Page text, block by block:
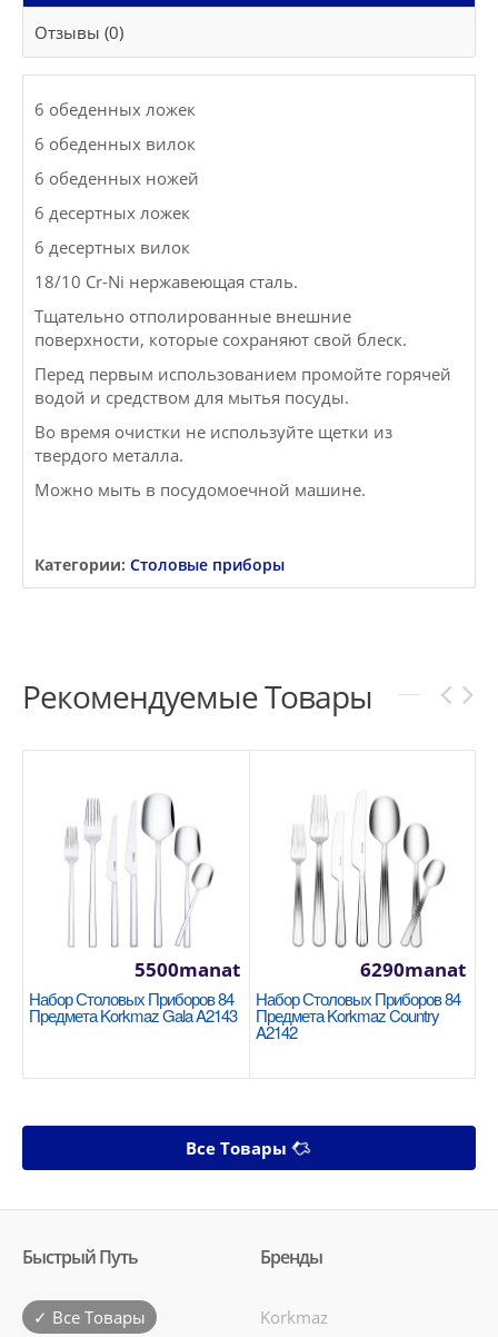
Отзывы (0)
6 обеденных ложек
6 обеденных вилок
6 обеденных ножей
6 десертных ложек
6 десертных вилок
18/10 Cr-Ni нержавеющая сталь.
Тщательно отполированные внешние
поверхности, которые сохраняют свой блеск.
Перед первым использованием промойте горячей
водой и средством для мытья посуды.
Во время очистки не используйте щетки из
твердого металла.
Можно мыть в посудомоечной машине.
Категории: Столовые приборы
Рекомендуемые Товары
Набор Столовых Приборов 84
Предмета Korkmaz Gala A2143
5500manat
Набор Столовых Приборов 84
Предмета Korkmaz Country
A2142
6290manat
Все Товары
Быстрый Путь
✓ Все Товары
Бренды
Korkmaz